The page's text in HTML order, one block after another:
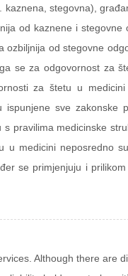
stegovna),
od kaznene i stegovne
ozbiljnija od stegovne
se za odgovornost za
za štetu u
sve zakonske
pravilima medicinske
u medicini neposredno
se primjenjuju i
Although there are